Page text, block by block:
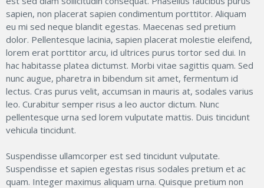
sapien, non placerat sapien condimentum porttitor. Aliquam
eu mi sed neque blandit egestas. Maecenas sed pretium
dolor. Pellentesque lacinia, sapien placerat molestie eleifend,
lorem erat porttitor arcu, id ultrices purus tortor sed dui. In
hac habitasse platea dictumst. Morbi vitae sagittis quam. Sed
nunc augue, pharetra in bibendum sit amet, fermentum id
lectus. Cras purus velit, accumsan in mauris at, sodales varius
leo. Curabitur semper risus a leo auctor dictum. Nunc
pellentesque urna sed lorem vulputate mattis. Duis tincidunt
vehicula tincidunt.
Suspendisse ullamcorper est sed tincidunt vulputate.
Suspendisse et sapien egestas risus sodales pretium et ac
quam. Integer maximus aliquam urna. Quisque pretium non